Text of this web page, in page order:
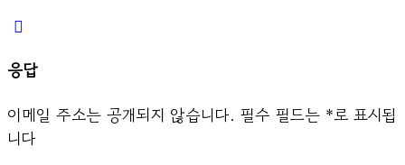
응답
이메일 주소는 공개되지 않습니다. 필수 필드는 *로 표시됩
니다